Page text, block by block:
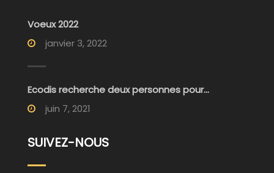
Voeux 2022
janvier 3, 2022
Ecodis recherche deux personnes pour...
juin 7, 2021
SUIVEZ-NOUS